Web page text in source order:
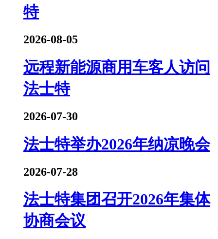
特
2026-08-05
远程新能源商用车客人访问
法士特
2026-07-30
法士特举办2026年纳凉晚会
2026-07-28
法士特集团召开2026年集体
协商会议